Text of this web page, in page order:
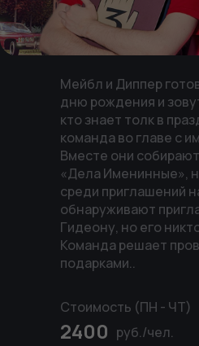
ГЕРОИ ПАРК (0+) -
любителей активного
автоматов и супергероев!
Ежедневно
с 10:00 до 22:00
Екатеринбург ТРЦ «Гринвич»
Мейбл и Диппер
дню рождения и
кто знает толк в
команда во главе с
Вместе они
«Дела Именинные»,
среди приглашений
обнаруживают
Гидеону, но его
Команда решает
подарками..
Стоимость (ПН - ЧТ)
руб./чел.
2400